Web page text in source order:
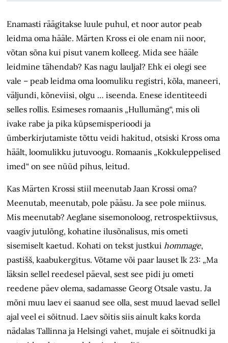
Enamasti räägitakse luule puhul, et noor autor peab
leidma oma hääle. Märten Kross ei ole enam nii noor,
võtan sõna kui pisut vanem kolleeg. Mida see hääle
leidmine tähendab? Kas nagu lauljal? Ehk ei olegi see
vale – peab leidma oma loomuliku registri, kõla, maneeri,
väljundi, kõneviisi, olgu … iseenda. Enese identiteedi
selles rollis. Esimeses romaanis „Hullumäng“, mis oli
ivake rabe ja pika küpsemisperioodi ja
ümberkirjutamiste tõttu veidi hakitud, otsiski Kross oma
häält, loomulikku jutuvoogu. Romaanis „Kokkuleppelised
imed“ on see nüüd pihus, leitud.
Kas Märten Krossi stiil meenutab Jaan Krossi oma?
Meenutab, meenutab, pole pääsu. Ja see pole miinus.
Mis meenutab? Aeglane sisemonoloog, retro­spektiivsus,
vaagiv jutulõng, kohatine ilusõnalisus, mis ometi
sisemiselt kaetud. Kohati on tekst justkui hommage,
pastišš, kaabukergitus. Võtame või paar lauset lk 23: „Ma
läksin sellel reedesel päeval, sest see pidi ju ometi
reedene päev olema, sadamasse Georg Otsale vastu. Ja
mõni muu laev ei saanud see olla, sest muud laevad sellel
ajal veel ei sõitnud. Laev sõitis siis ainult kaks korda
nädalas Tallinna ja Helsingi vahet, mujale ei sõitnudki ja